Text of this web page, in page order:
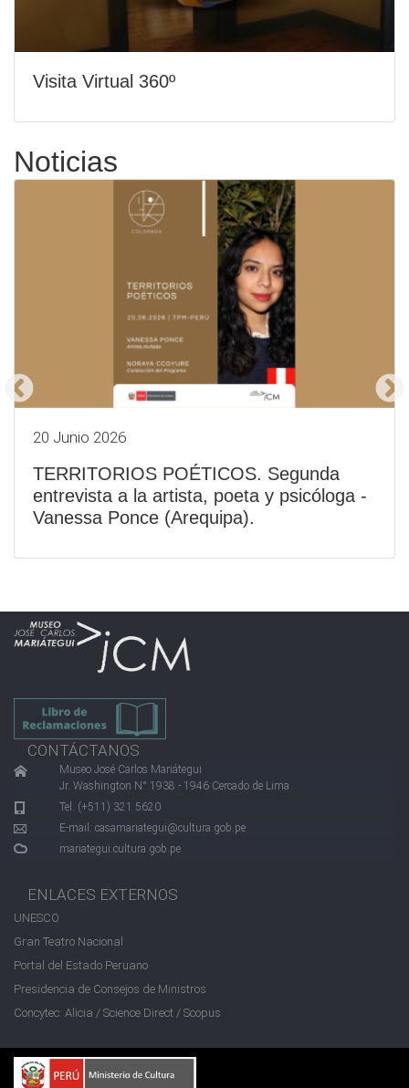
Visita Virtual 360º
Noticias
20 Junio 2026
TERRITORIOS POÉTICOS. Segunda
entrevista a la artista, poeta y psicóloga -
Vanessa Ponce (Arequipa).
CONTÁCTANOS
Museo José Carlos Mariátegui
Jr. Washington N° 1938 - 1946 Cercado de Lima
Tel. (+511) 321 5620
E-mail: casamariategui@cultura.gob.pe
mariategui.cultura.gob.pe
ENLACES EXTERNOS
UNESCO
Gran Teatro Nacional
Portal del Estado Peruano
Presidencia de Consejos de Ministros
Concytec: Alicia / Science Direct / Scopus